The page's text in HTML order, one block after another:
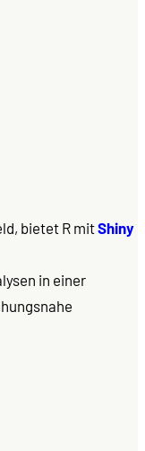
bietet R mitShiny
in einer